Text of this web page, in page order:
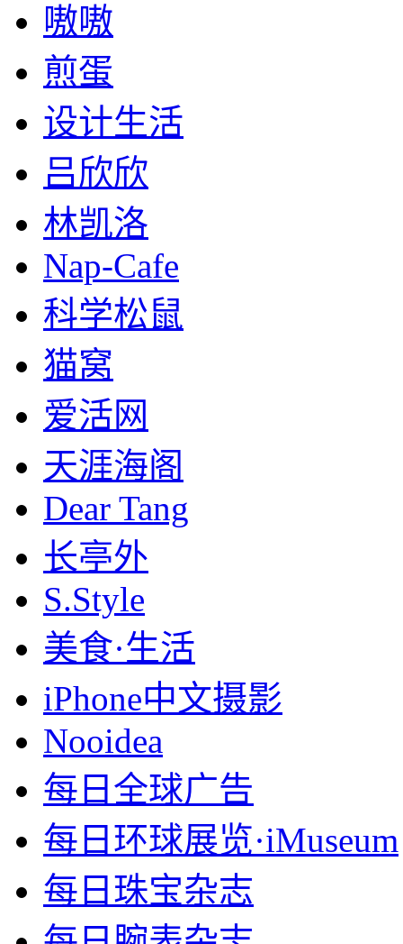
嗷嗷
煎蛋
设计生活
吕欣欣
林凯洛
Nap-Cafe
科学松鼠
猫窝
爱活网
天涯海阁
Dear Tang
长亭外
S.Style
美食·生活
iPhone中文摄影
Nooidea
每日全球广告
每日环球展览·iMuseum
每日珠宝杂志